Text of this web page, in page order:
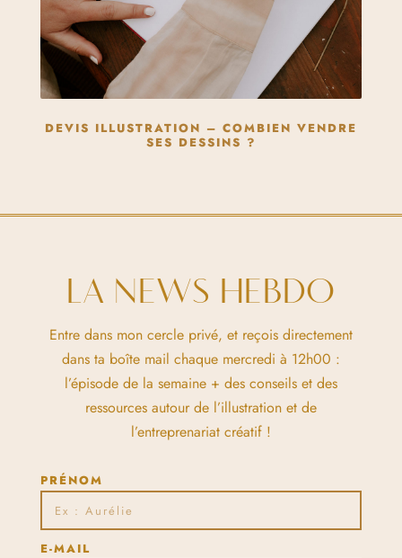
DEVIS ILLUSTRATION – COMBIEN VENDRE
SES DESSINS ?
LA NEWS HEBDO
Entre dans mon cercle privé, et reçois directement
dans ta boîte mail chaque mercredi à 12h00 :
l’épisode de la semaine + des conseils et des
ressources autour de l’illustration et de
l’entreprenariat créatif !
PRÉNOM
E-MAIL